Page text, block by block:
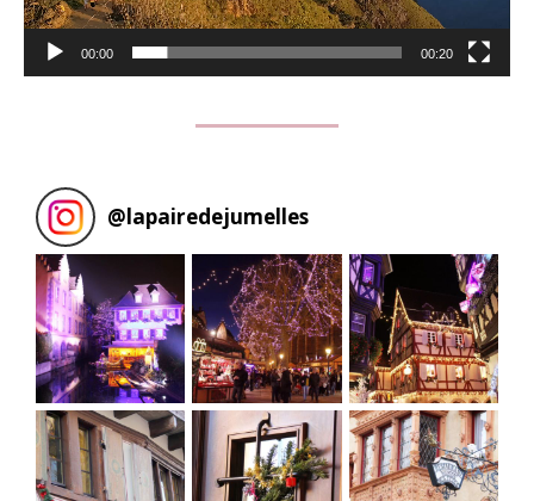
00:00 00:20
@lapairedejumelles